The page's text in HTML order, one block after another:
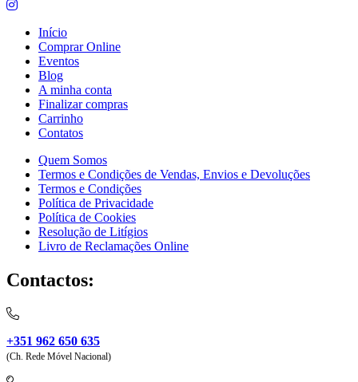
Início
Comprar Online
Eventos
Blog
A minha conta
Finalizar compras
Carrinho
Contatos
Quem Somos
Termos e Condições de Vendas, Envios e Devoluções
Termos e Condições
Política de Privacidade
Política de Cookies
Resolução de Litígios
Livro de Reclamações Online
Contactos:
+351 962 650 635
(Ch. Rede Móvel Nacional)